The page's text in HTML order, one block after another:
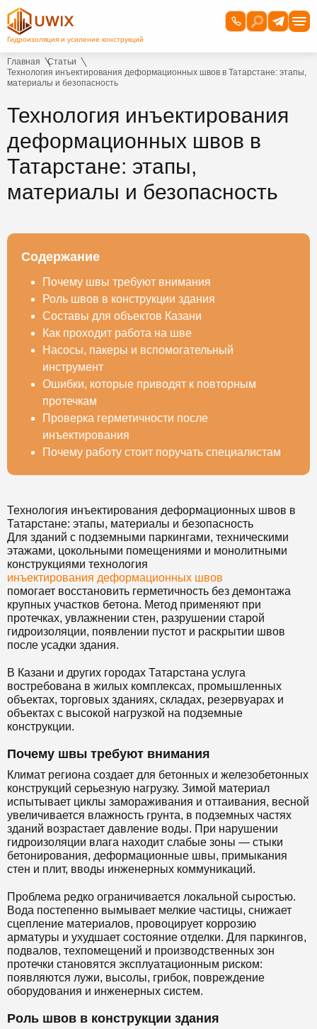
Главная
Статьи
Технология инъектирования деформационных швов в Татарстане: этапы,
материалы и безопасность
Технология инъектирования
деформационных швов в
Татарстане: этапы,
материалы и безопасность
Содержание
Почему швы требуют внимания
Роль швов в конструкции здания
Составы для объектов Казани
Как проходит работа на шве
Насосы, пакеры и вспомогательный
инструмент
Ошибки, которые приводят к повторным
протечкам
Проверка герметичности после
инъектирования
Почему работу стоит поручать специалистам
Технология инъектирования деформационных швов в
Татарстане: этапы, материалы и безопасность
Для зданий с подземными паркингами, техническими
этажами, цокольными помещениями и монолитными
конструкциями технология
инъектирования деформационных швов
помогает восстановить герметичность без демонтажа
крупных участков бетона. Метод применяют при
протечках, увлажнении стен, разрушении старой
гидроизоляции, появлении пустот и раскрытии швов
после усадки здания.
В Казани и других городах Татарстана услуга
востребована в жилых комплексах, промышленных
объектах, торговых зданиях, складах, резервуарах и
объектах с высокой нагрузкой на подземные
конструкции.
Почему швы требуют внимания
Климат региона создает для бетонных и железобетонных
конструкций серьезную нагрузку. Зимой материал
испытывает циклы замораживания и оттаивания, весной
увеличивается влажность грунта, в подземных частях
зданий возрастает давление воды. При нарушении
гидроизоляции влага находит слабые зоны — стыки
бетонирования, деформационные швы, примыкания
стен и плит, вводы инженерных коммуникаций.
Проблема редко ограничивается локальной сыростью.
Вода постепенно вымывает мелкие частицы, снижает
сцепление материалов, провоцирует коррозию
арматуры и ухудшает состояние отделки. Для паркингов,
подвалов, техпомещений и производственных зон
протечки становятся эксплуатационным риском:
появляются лужи, высолы, грибок, повреждение
оборудования и инженерных систем.
Роль швов в конструкции здания